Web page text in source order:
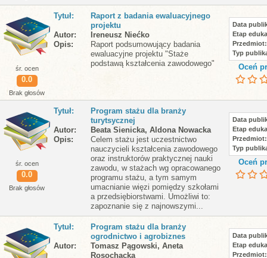
śr. ocen
0.0
Brak głosów
Tytuł
Raport z badania ewaluacyjnego
projektu
Autor
Ireneusz Niećko
Opis
Raport podsumowujący badania
ewaluacyjne projektu "Staże
podstawą kształcenia zawodowego"
Data
Etap
Przedmiot
Typ
Oceń
śr. ocen
0.0
Brak głosów
Tytuł
Program stażu dla branży
turytsycznej
Autor
Beata Sienicka, Aldona Nowacka
Opis
Celem stażu jest uczestnictwo
nauczycieli kształcenia zawodowego
oraz instruktorów praktycznej nauki
zawodu, w stażach wg opracowanego
programu stażu, a tym samym
umacnianie więzi pomiędzy szkołami
a przedsiębiorstwami. Umożliwi to:
zapoznanie się z najnowszymi...
Data
Etap
Przedmiot
Typ
Oceń
Tytuł
Program stażu dla branży
ogrodnictwo i agrobiznes
Autor
Tomasz Pągowski, Aneta
Rosochacka
Data
Etap
Przedmiot